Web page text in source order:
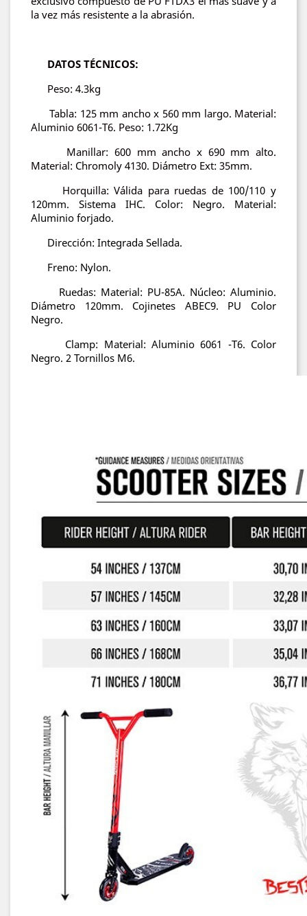
la vez más resistente a la abrasión.
DATOS TÉCNICOS:
Peso: 4.3kg
Tabla: 125 mm ancho x 560 mm largo. Material:
Aluminio 6061-T6. Peso: 1.72Kg
Manillar: 600 mm ancho x 690 mm alto.
Material: Chromoly 4130. Diámetro Ext: 35mm.
Horquilla: Válida para ruedas de100/110 y
120mm. Sistema IHC. Color: Negro. Material:
Aluminio forjado.
Dirección: Integrada Sellada.
Freno: Nylon.
Ruedas: Material: PU-85A. Núcleo: Aluminio.
Diámetro 120mm. Cojinetes ABEC9. PU Color
Negro.
Clamp: Material: Aluminio 6061 -T6. Color
Negro. 2 Tornillos M6.